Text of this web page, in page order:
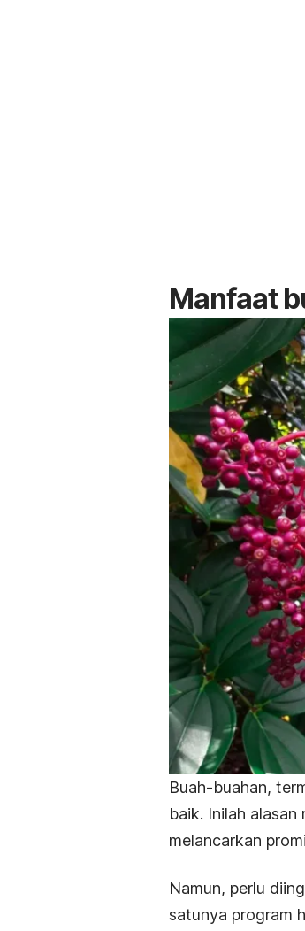
Manfaat
Buah-buahan,
baik. Inilah
melancarkan
Namun, perlu
satunya program